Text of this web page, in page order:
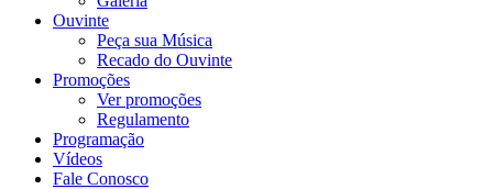
Ouvinte
Peça sua Música
Recado do Ouvinte
Promoções
Ver promoções
Regulamento
Programação
Vídeos
Fale Conosco